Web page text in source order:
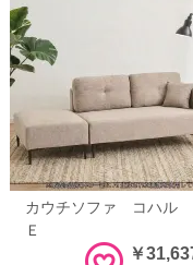
カウチソファ コハル
Ｅ
￥